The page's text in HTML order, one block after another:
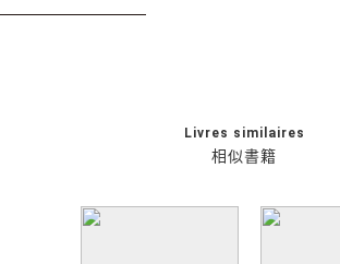
相似書籍
Livres similaires